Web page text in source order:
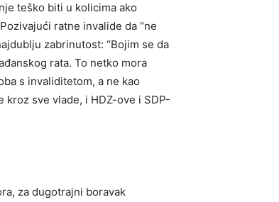
teško biti u kolicima ako
ratne invalide da “ne
zabrinutost: “Bojim se da
rata. To netko mora
s invaliditetom, a ne kao
sve vlade, i HDZ-ove i SDP-
za dugotrajni boravak